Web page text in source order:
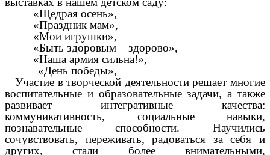
«Щедрая осень»,
«Праздник мам»,
«Мои игрушки»,
«Быть здоровым – здорово»,
«Наша армия сильна!»,
«День победы»,
Участие в творческой деятельности решает многие
воспитательные и образовательные задачи, а также
развивает интегративные качества:
коммуникативность, социальные навыки,
познавательные способности. Научились
сочувствовать, переживать, радоваться за себя и
других, стали более внимательными,